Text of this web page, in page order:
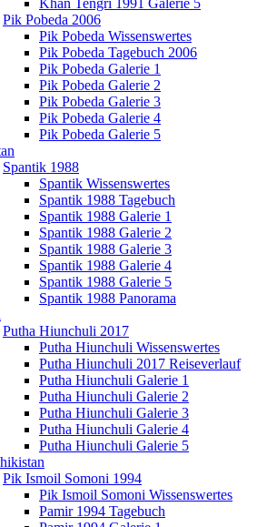
Khan Tengri 1991 Galerie 5
Pik Pobeda 2006
Pik Pobeda Wissenswertes
Pik Pobeda Tagebuch 2006
Pik Pobeda Galerie 1
Pik Pobeda Galerie 2
Pik Pobeda Galerie 3
Pik Pobeda Galerie 4
Pik Pobeda Galerie 5
Spantik 1988
Spantik Wissenswertes
Spantik 1988 Tagebuch
Spantik 1988 Galerie 1
Spantik 1988 Galerie 2
Spantik 1988 Galerie 3
Spantik 1988 Galerie 4
Spantik 1988 Galerie 5
Spantik 1988 Panorama
Putha Hiunchuli 2017
Putha Hiunchuli Wissenswertes
Putha Hiunchuli 2017 Reiseverlauf
Putha Hiunchuli Galerie 1
Putha Hiunchuli Galerie 2
Putha Hiunchuli Galerie 3
Putha Hiunchuli Galerie 4
Putha Hiunchuli Galerie 5
Pik Ismoil Somoni 1994
Pik Ismoil Somoni Wissenswertes
Pamir 1994 Tagebuch